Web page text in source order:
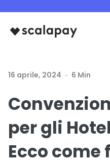
16 aprile, 2024 6 Min
per gli
Ecco come